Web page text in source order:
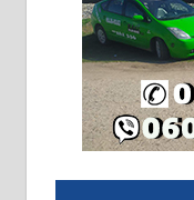
Издајем
халу на
плацу
064/321-80-
На продају